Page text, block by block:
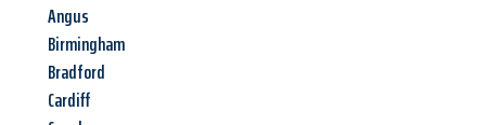
Angus
Birmingham
Bradford
Cardiff